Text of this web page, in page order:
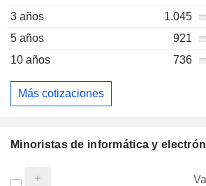
3 años
1.045
5 años
921
10 años
736
Más cotizaciones
Minoristas de informática y